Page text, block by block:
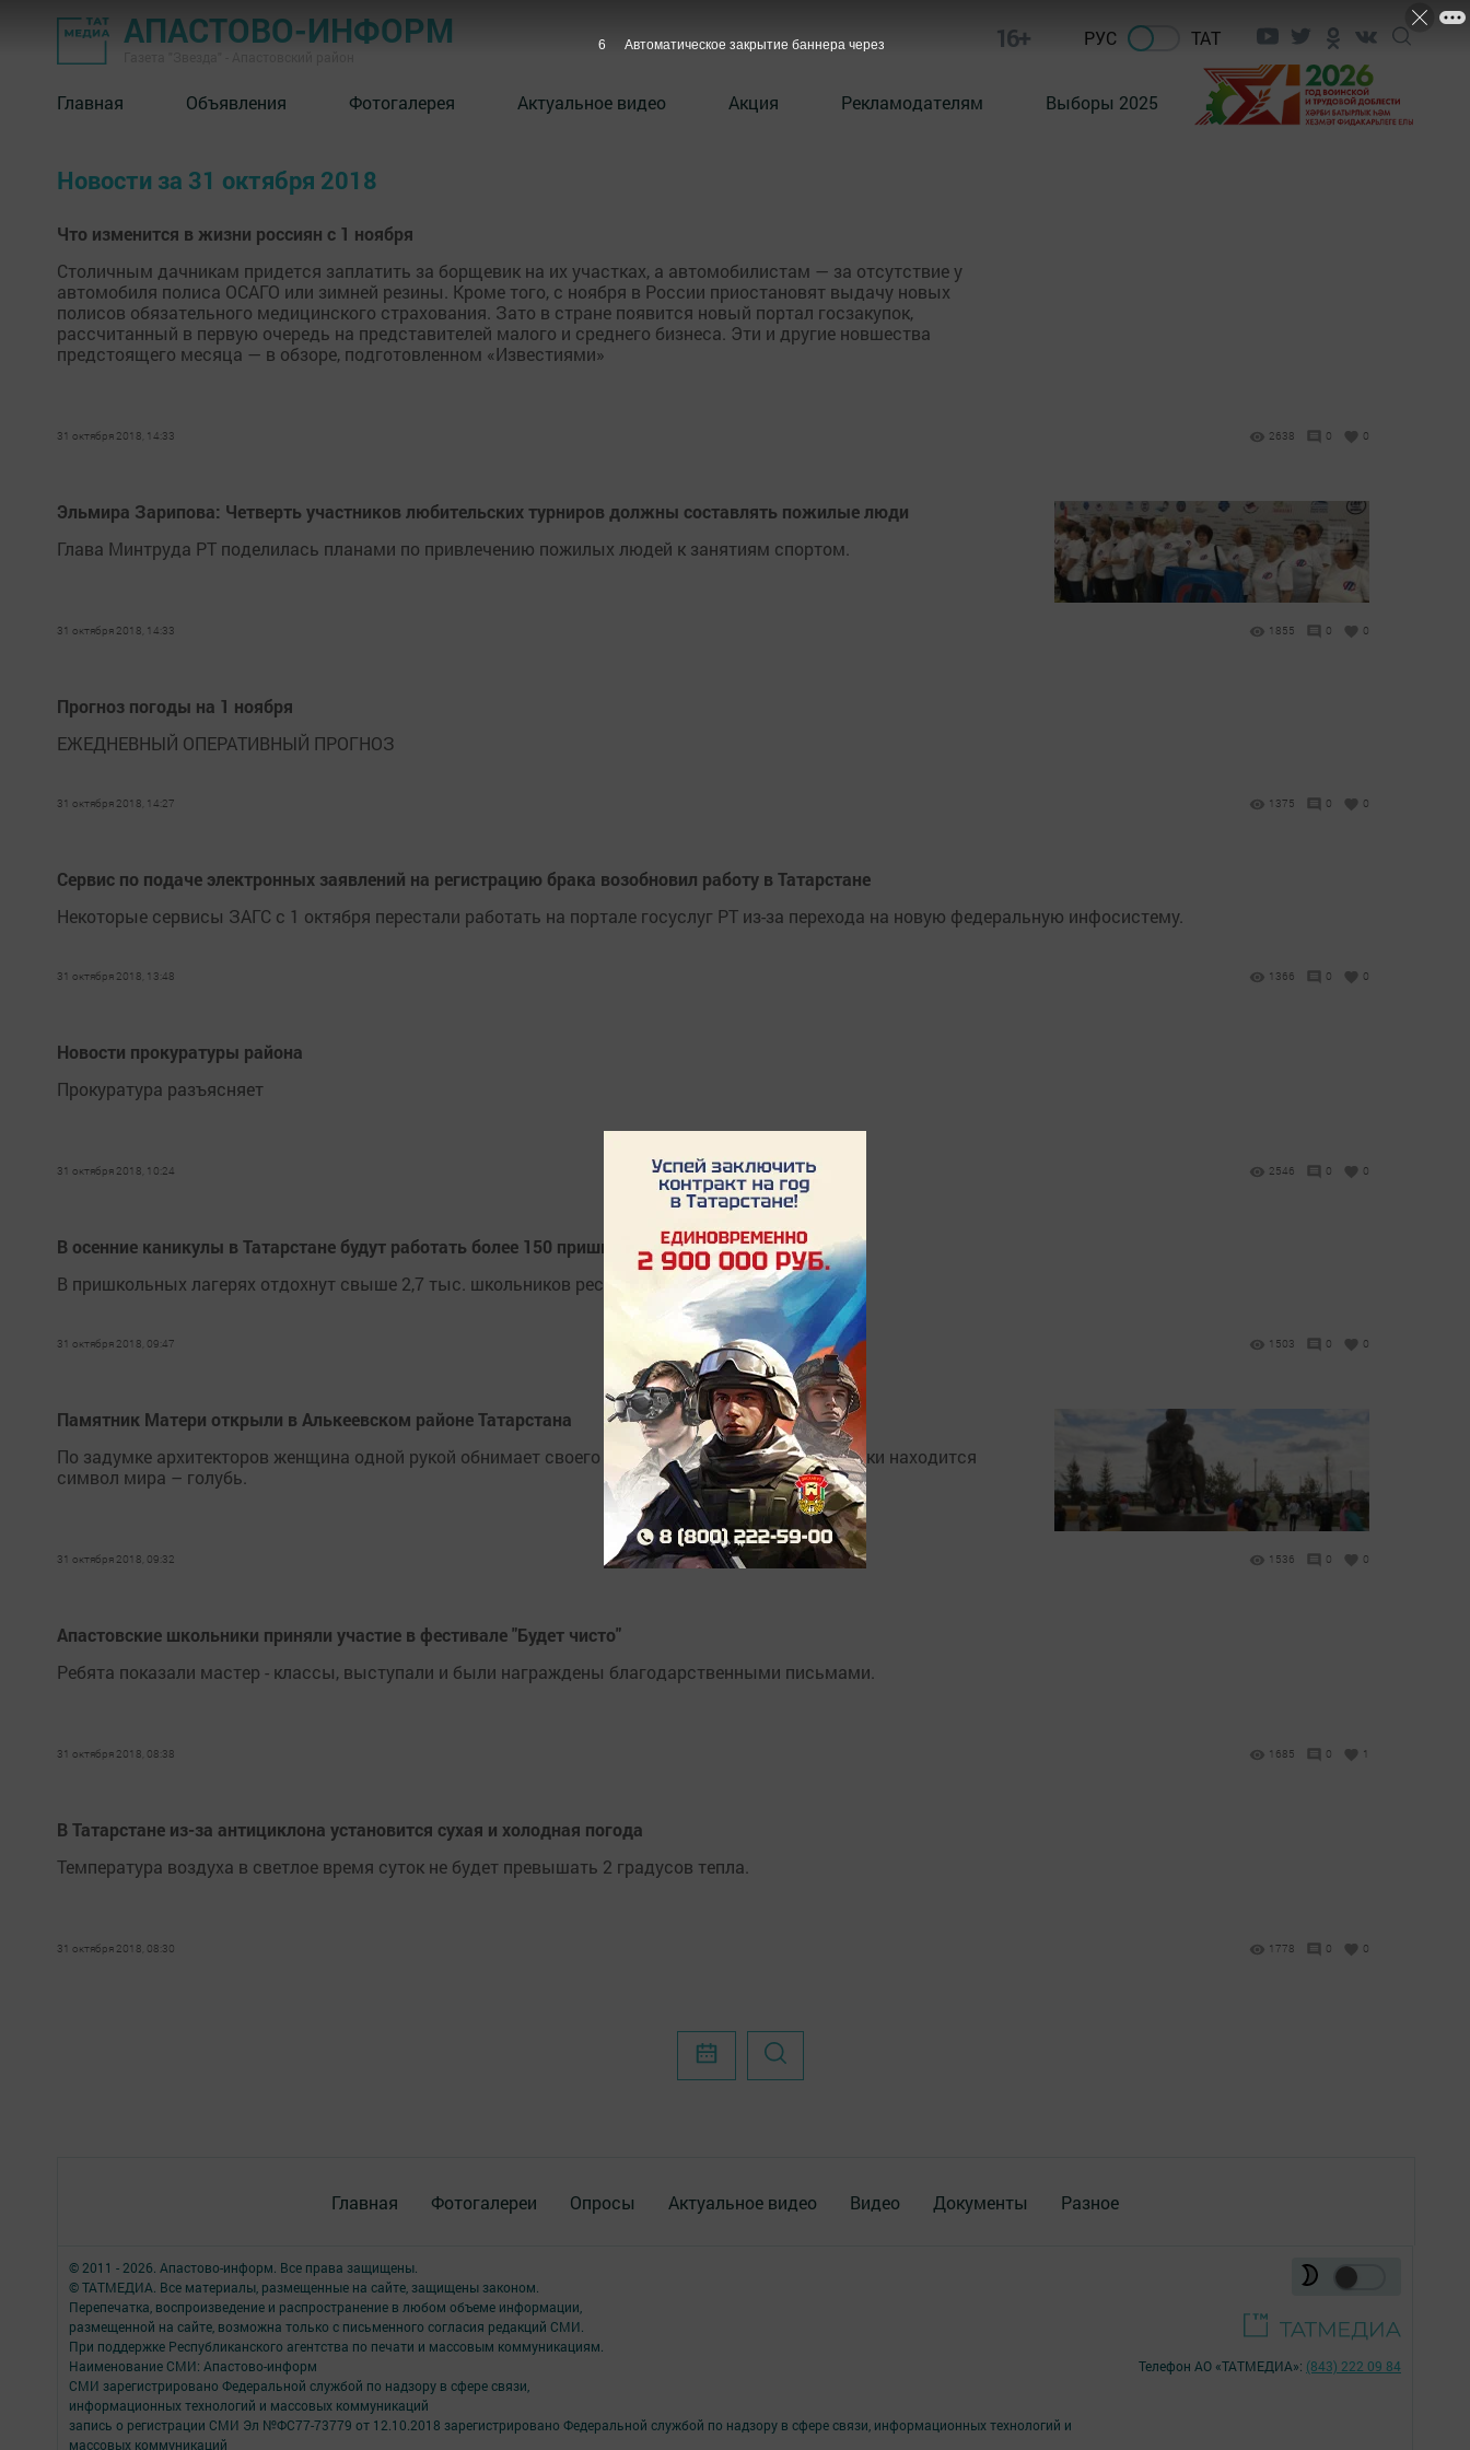
АПАСТОВО-ИНФОРМ 16+ РУС ТАТ
Главная Объявления Фотогалерея Актуальное видео Акция Рекламодателям Выборы 2025
Новости за 31 октября 2018
Что изменится в жизни россиян с 1 ноября
Столичным дачникам придется заплатить за борщевик на их участках, а автомобилистам — за отсутствие у
автомобиля полиса ОСАГО или зимней резины. Кроме того, с ноября в России приостановят выдачу новых
полисов обязательного медицинского страхования. Зато в стране появится новый портал госзакупок,
рассчитанный в первую очередь на представителей малого и среднего бизнеса. Эти и другие новшества
предстоящего месяца — в обзоре, подготовленном «Известиями»
31 октября 2018, 14:33 2638 0 0
Эльмира Зарипова: Четверть участников любительских турниров должны составлять пожилые люди
Глава Минтруда РТ поделилась планами по привлечению пожилых людей к занятиям спортом.
31 октября 2018, 14:33 1855 0 0
Прогноз погоды на 1 ноября
ЕЖЕДНЕВНЫЙ ОПЕРАТИВНЫЙ ПРОГНОЗ
31 октября 2018, 14:27 1375 0 0
Сервис по подаче электронных заявлений на регистрацию брака возобновил работу в Татарстане
Некоторые сервисы ЗАГС с 1 октября перестали работать на портале госуслуг РТ из-за перехода на новую федеральную инфосистему.
31 октября 2018, 13:48 1366 0 0
Новости прокуратуры района
Прокуратура разъясняет
31 октября 2018, 10:24 2546 0 0
В осенние каникулы в Татарстане будут работать более 150 пришкольных лагерей
В пришкольных лагерях отдохнут свыше 2,7 тыс. школьников республики.
31 октября 2018, 09:47 1503 0 0
Памятник Матери открыли в Алькеевском районе Татарстана
По задумке архитекторов женщина одной рукой обнимает своего малыша, а на ладони другой руки находится
символ мира – голубь.
31 октября 2018, 09:32 1536 0 0
Апастовские школьники приняли участие в фестивале "Будет чисто"
Ребята показали мастер - классы, выступали и были награждены благодарственными письмами.
31 октября 2018, 08:38 1685 0 1
В Татарстане из-за антициклона установится сухая и холодная погода
Температура воздуха в светлое время суток не будет превышать 2 градусов тепла.
31 октября 2018, 08:30 1778 0 0
Главная Фотогалереи Опросы Актуальное видео Видео Документы Разное
© 2011 - 2026. Апастово-информ. Все права защищены.
© ТАТМЕДИА. Все материалы, размещенные на сайте, защищены законом.
Перепечатка, воспроизведение и распространение в любом объеме информации,
размещенной на сайте, возможна только с письменного согласия редакций СМИ.
При поддержке Республиканского агентства по печати и массовым коммуникациям.
Наименование СМИ: Апастово-информ
СМИ зарегистрировано Федеральной службой по надзору в сфере связи,
информационных технологий и массовых коммуникаций
запись о регистрации СМИ Эл №ФС77-73779 от 12.10.2018 зарегистрировано Федеральной службой по надзору в сфере связи, информационных технологий и
массовых коммуникаций
Телефон АО «ТАТМЕДИА»: (843) 222 09 84
6 Автоматическое закрытие баннера через